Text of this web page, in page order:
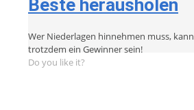
Beste herausholen
Wer Niederlagen hinnehmen muss, kann
trotzdem ein Gewinner sein!
Do you like it?